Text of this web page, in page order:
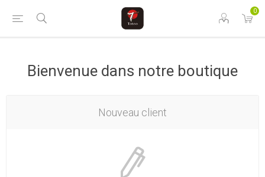
0
Bienvenue dans notre boutique
Nouveau client